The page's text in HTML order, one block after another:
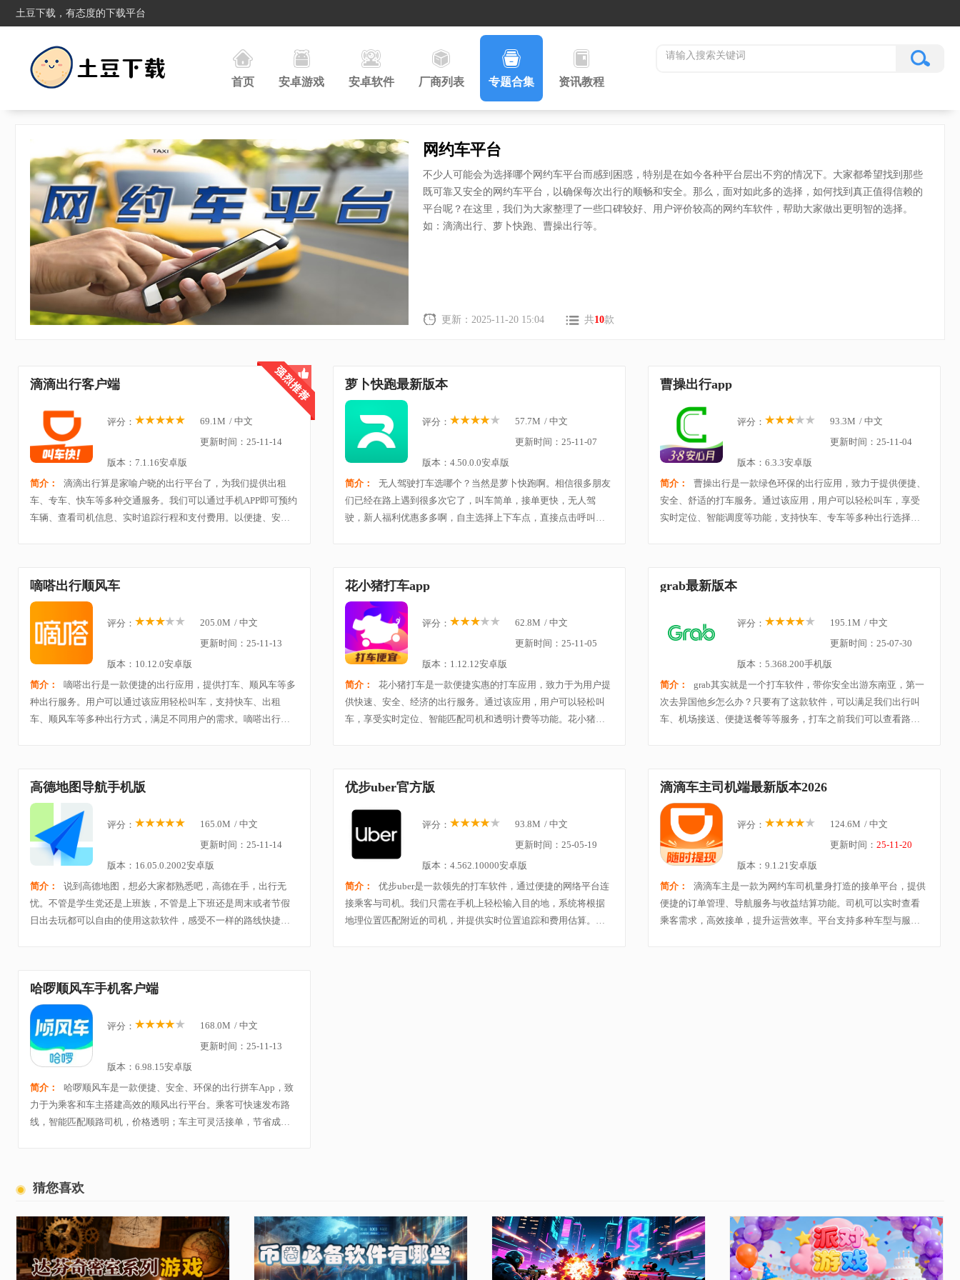
土豆下载，有态度的下载平台
首页 安卓游戏 安卓软件 厂商列表 专题合集 资讯教程
网约车平台
不少人可能会为选择哪个网约车平台而感到困惑，特别是在如今各种平台层出不穷的情况下。大家都希望找到那些
既可靠又安全的网约车平台，以确保每次出行的顺畅和安全。那么，面对如此多的选择，如何找到真正值得信赖的
平台呢？在这里，我们为大家整理了一些口碑较好、用户评价较高的网约车软件，帮助大家做出更明智的选择。
如：滴滴出行、萝卜快跑、曹操出行等。
更新：2025-11-20 15:04 共10款
滴滴出行客户端
评分： 69.1M / 中文
更新时间：25-11-14
版本：7.1.16安卓版
简介：
滴滴出行算是家喻户晓的出行平台了，为我们提供出租
车、专车、快车等多种交通服务。我们可以通过手机APP即可预约
车辆、查看司机信息、实时追踪行程和支付费用。以便捷、安
萝卜快跑最新版本
评分： 57.7M / 中文
更新时间：25-11-07
版本：4.50.0.0安卓版
简介：
无人驾驶打车选哪个？当然是萝卜快跑啊。相信很多朋友
们已经在路上遇到很多次它了，叫车简单，接单更快，无人驾
驶，新人福利优惠多多啊，自主选择上下车点，直接点击呼叫车
曹操出行app
评分： 93.3M / 中文
更新时间：25-11-04
版本：6.3.3安卓版
简介：
曹操出行是一款绿色环保的出行应用，致力于提供便捷、
安全、舒适的打车服务。通过该应用，用户可以轻松叫车，享受
实时定位、智能调度等功能，支持快车、专车等多种出行选择。
嘀嗒出行顺风车
评分： 205.0M / 中文
更新时间：25-11-13
版本：10.12.0安卓版
简介：
嘀嗒出行是一款便捷的出行应用，提供打车、顺风车等多
种出行服务。用户可以通过该应用轻松叫车，支持快车、出租
车、顺风车等多种出行方式，满足不同用户的需求。嘀嗒出行采
花小猪打车app
评分： 62.8M / 中文
更新时间：25-11-05
版本：1.12.12安卓版
简介：
花小猪打车是一款便捷实惠的打车应用，致力于为用户提
供快速、安全、经济的出行服务。通过该应用，用户可以轻松叫
车，享受实时定位、智能匹配司机和透明计费等功能。花小猪打
grab最新版本
评分： 195.1M / 中文
更新时间：25-07-30
版本：5.368.200手机版
简介：
grab其实就是一个打车软件，带你安全出游东南亚，第一
次去异国他乡怎么办？只要有了这款软件，可以满足我们出行叫
车、机场接送、便捷送餐等等服务，打车之前我们可以查看路线
高德地图导航手机版
评分： 165.0M / 中文
更新时间：25-11-14
版本：16.05.0.2002安卓版
简介：
说到高德地图，想必大家都熟悉吧，高德在手，出行无
忧。不管是学生党还是上班族，不管是上下班还是周末或者节假
日出去玩都可以自由的使用这款软件，感受不一样的路线快捷查
优步uber官方版
评分： 93.8M / 中文
更新时间：25-05-19
版本：4.562.10000安卓版
简介：
优步uber是一款领先的打车软件，通过便捷的网络平台连
接乘客与司机。我们只需在手机上轻松输入目的地，系统将根据
地理位置匹配附近的司机，并提供实时位置追踪和费用估算。它
滴滴车主司机端最新版本2026
评分： 124.6M / 中文
更新时间： 25-11-20
版本：9.1.21安卓版
简介：
滴滴车主是一款为网约车司机量身打造的接单平台，提供
便捷的订单管理、导航服务与收益结算功能。司机可以实时查看
乘客需求，高效接单，提升运营效率。平台支持多种车型与服务
哈啰顺风车手机客户端
评分： 168.0M / 中文
更新时间：25-11-13
版本：6.98.15安卓版
简介：
哈啰顺风车是一款便捷、安全、环保的出行拼车App，致
力于为乘客和车主搭建高效的顺风出行平台。乘客可快速发布路
线，智能匹配顺路司机，价格透明；车主可灵活接单，节省成
猜您喜欢